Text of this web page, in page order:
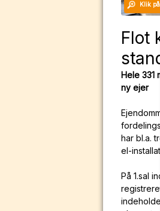
Klik
Flot
Hele 331
ny ejer
har bl.a.
el-
På 1.sal